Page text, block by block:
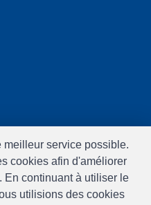
meilleur service possible.
cookies afin d'améliorer
En continuant à utiliser le
utilisions des cookies